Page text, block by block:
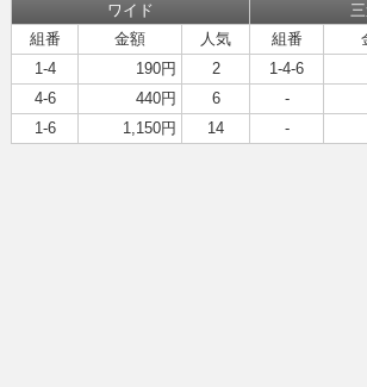
ワイド
組番
金額 人気 組番
1-4
190円 2
1-4-6
4-6
440円 6
-
1-6
1,150円 14 -